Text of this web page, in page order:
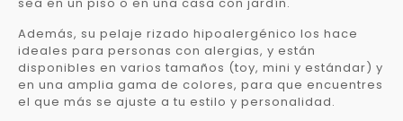
Además, su pelaje rizado hipoalergénico los hace
ideales para personas con alergias, y están
disponibles en varios tamaños (toy, mini y estándar) y
en una amplia gama de colores, para que encuentres
el que más se ajuste a tu estilo y personalidad.